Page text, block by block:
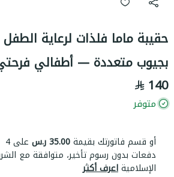
حقيبة ماما فلذات لرعاية
بجيوب متعددة — أطفالي
140
متوفر
أو قسم فاتورتك بقيمة35.00 ر.س على4
دفعات بدون رسوم تأخير، متوافقة مع
الإسلاميةاعرف أكثر